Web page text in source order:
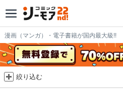
漫画（マンガ）・電子書籍が国内最大級!!
絞り込む